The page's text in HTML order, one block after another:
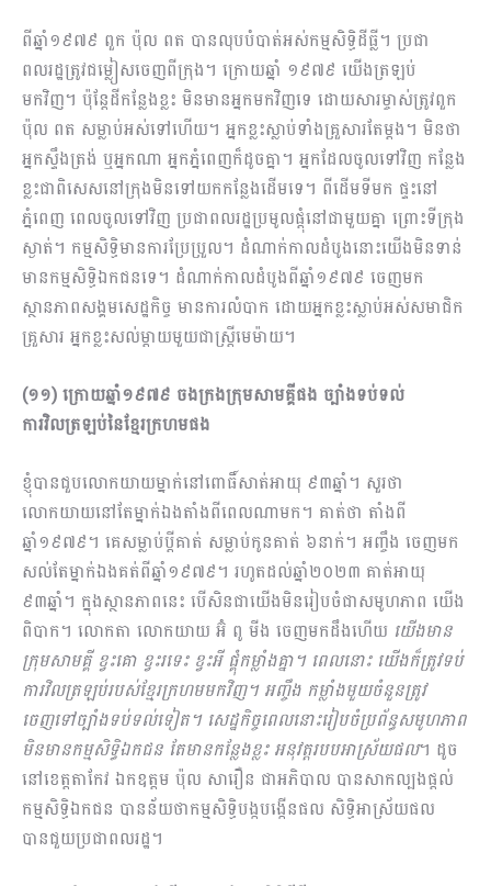
ពីឆ្នាំ១៩៧៩ ពួក ប៉ុល ពត បានលុបបំបាត់អស់កម្មសិទ្ធិដីធ្លី។ ប្រជា
ពលរដ្ឋត្រូវជម្លៀសចេញពីក្រុង។ ក្រោយឆ្នាំ ១៩៧៩ យើងត្រឡប់
មកវិញ។ ប៉ុន្តែដីកន្លែងខ្លះ មិនមានអ្នកមកវិញទេ ដោយសារម្ចាស់ត្រូវពួក
ប៉ុល ពត សម្លាប់អស់ទៅហើយ។ អ្នកខ្លះស្លាប់ទាំងគ្រួសារតែម្តង។ មិនថា
អ្នកស្ទឹងត្រង់ ឬអ្នកណា អ្នកភ្នំពេញក៏ដូចគ្នា។ អ្នកដែលចូលទៅវិញ កន្លែង
ខ្លះជាពិសេសនៅក្រុងមិនទៅយកកន្លែងដើមទេ។ ពីដើមទីមក ផ្ទះនៅ
ភ្នំពេញ ពេលចូលទៅវិញ ប្រជាពលរដ្ឋប្រមូលផ្តុំនៅជាមួយគ្នា ព្រោះទីក្រុង
ស្ងាត់។ កម្មសិទ្ធិមានការប្រែប្រួល។ ដំណាក់កាលដំបូងនោះ​យើងមិនទាន់
មានកម្មសិទ្ធិឯកជនទេ។ ដំណាក់កាលដំបូងពីឆ្នាំ១៩៧៩ ចេញមក
ស្ថានភាពសង្គមសេដ្ឋកិច្ច មានការលំបាក ដោយអ្នកខ្លះស្លាប់អស់សមាជិក
គ្រួសារ អ្នកខ្លះសល់ម្តាយមួយជាស្ត្រីមេម៉ាយ។
(១១) ក្រោយឆ្នាំ១៩៧៩ ចងក្រងក្រុមសាមគ្គីផង ច្បាំងទប់ទល់
ការវិលត្រឡប់នៃខ្មែរក្រហមផង
ខ្ញុំបានជួបលោកយាយម្នាក់នៅពោធិ៍សាត់អាយុ ៩៣ឆ្នាំ។ សួរថា
លោកយាយនៅតែម្នាក់ឯងតាំងពីពេលណាមក។ គាត់ថា តាំងពី
ឆ្នាំ១៩៧៩។ គេសម្លាប់ប្តីគាត់ សម្លាប់កូនគាត់ ៦នាក់។ អញ្ចឹង ចេញមក
សល់តែម្នាក់ឯងគត់ពីឆ្នាំ១៩៧៩។ រហូតដល់ឆ្នាំ២០២៣ គាត់អាយុ
៩៣ឆ្នាំ។ ក្នុងស្ថានភាពនេះ បើសិនជាយើងមិនរៀបចំជាសមូហភាព យើង
ពិបាក។ លោកតា លោកយាយ អ៊ំ ពូ មីង ចេញមកដឹងហើយ យើងមាន
ក្រុមសាមគ្គី ខ្វះគោ ខ្វះរទេះ ខ្វះអី ផ្គុំកម្លាំងគ្នា។​ ពេលនោះ យើងក៏ត្រូវទប់
ការវិលត្រឡប់របស់ខ្មែរក្រហមមកវិញ។ អញ្ចឹង កម្លាំងមួយចំនួនត្រូវ​
ចេញទៅច្បាំងទប់ទល់ទៀត។ សេដ្ឋកិច្ចពេលនោះរៀបចំប្រព័ន្ធសមូហភាព
មិនមានកម្មសិទ្ធិឯកជន តែមានកន្លែងខ្លះ អនុវត្តរបបអាស្រ័យផល។ ដូច
នៅខេត្តតាកែវ ឯកឧត្តម ប៉ុល សារឿន ជាអភិបាល បានសាកល្បងផ្តល់
កម្មសិទ្ធិឯកជន បានន័យថាកម្មសិទ្ធិបង្កបង្កើនផល សិទ្ធិអាស្រ័យផល
បានជួយប្រជាពលរដ្ឋ។